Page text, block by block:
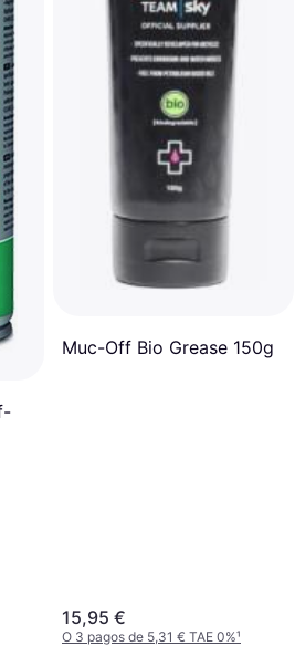
Muc-Off Bio Grease 150g
15,95 €
O 3 pagos de 5,31 € TAE 0%¹